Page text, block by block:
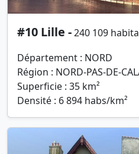
#10 Lille -240 109
Département : NORD
Région : NORD-PAS-DE-
Superficie : 35 km²
Densité : 6 894 habs/km²